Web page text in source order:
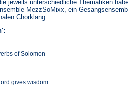
jeweils unterschiedliche Thematiken
MezzSoMixx, ein
Chorklang.
of Solomon
gives wisdom